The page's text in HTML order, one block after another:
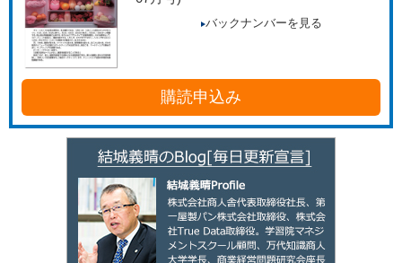
バックナンバーを見る
購読申込み